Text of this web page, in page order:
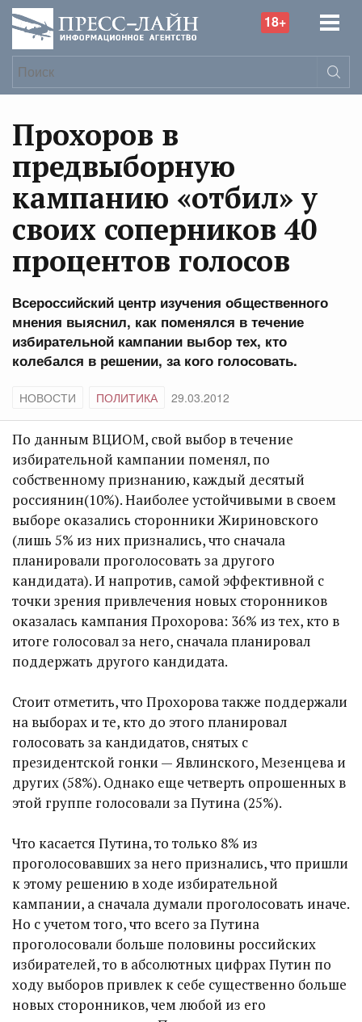
18+
Прохоров в
предвыборную
кампанию «отбил» у
своих соперников 40
процентов голосов
Всероссийский центр изучения общественного
мнения выяснил, как поменялся в течение
избирательной кампании выбор тех, кто
колебался в решении, за кого голосовать.
НОВОСТИ ПОЛИТИКА 29.03.2012
По данным ВЦИОМ, свой выбор в течение
избирательной кампании поменял, по
собственному признанию, каждый десятый
россиянин(10%). Наиболее устойчивыми в своем
выборе оказались сторонники Жириновского
(лишь 5% из них признались, что сначала
планировали проголосовать за другого
кандидата). И напротив, самой эффективной с
точки зрения привлечения новых сторонников
оказалась кампания Прохорова: 36% из тех, кто в
итоге голосовал за него, сначала планировал
поддержать другого кандидата.
Стоит отметить, что Прохорова также поддержали
на выборах и те, кто до этого планировал
голосовать за кандидатов, снятых с
президентской гонки — Явлинского, Мезенцева и
других (58%). Однако еще четверть опрошенных в
этой группе голосовали за Путина (25%).
Что касается Путина, то только 8% из
проголосовавших за него признались, что пришли
к этому решению в ходе избирательной
кампании, а сначала думали проголосовать иначе.
Но с учетом того, что всего за Путина
проголосовали больше половины российских
избирателей, то в абсолютных цифрах Путин по
ходу выборов привлек к себе существенно больше
новых сторонников, чем любой из его